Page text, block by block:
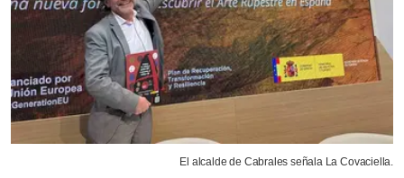
El alcalde de Cabrales señala La Covaciella.